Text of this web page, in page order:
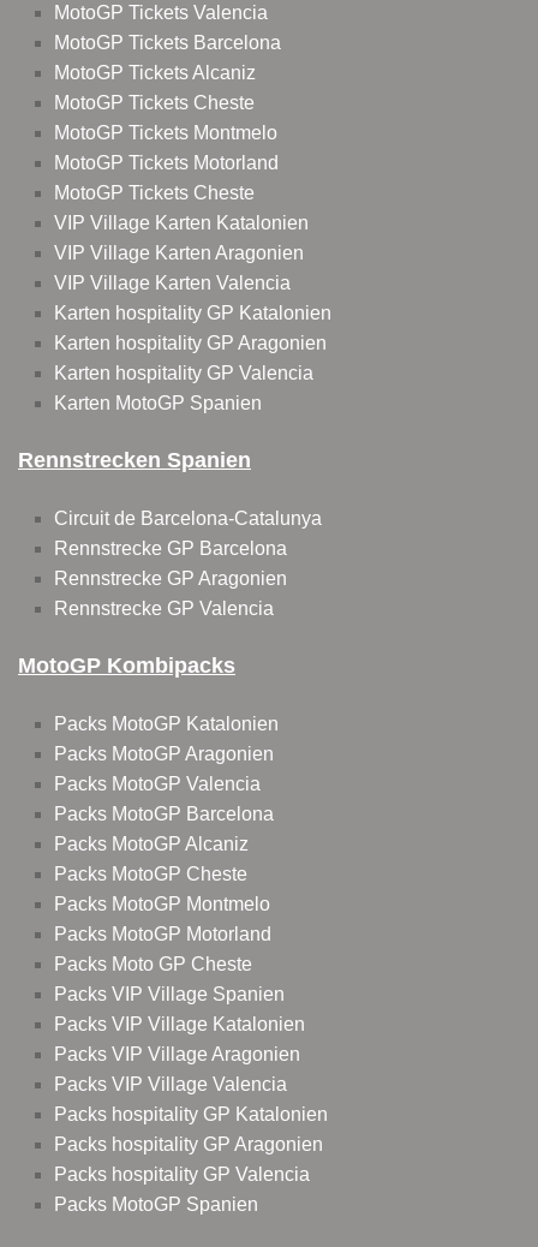
MotoGP Tickets Valencia
MotoGP Tickets Barcelona
MotoGP Tickets Alcaniz
MotoGP Tickets Cheste
MotoGP Tickets Montmelo
MotoGP Tickets Motorland
MotoGP Tickets Cheste
VIP Village Karten Katalonien
VIP Village Karten Aragonien
VIP Village Karten Valencia
Karten hospitality GP Katalonien
Karten hospitality GP Aragonien
Karten hospitality GP Valencia
Karten MotoGP Spanien
Rennstrecken Spanien
Circuit de Barcelona-Catalunya
Rennstrecke GP Barcelona
Rennstrecke GP Aragonien
Rennstrecke GP Valencia
MotoGP Kombipacks
Packs MotoGP Katalonien
Packs MotoGP Aragonien
Packs MotoGP Valencia
Packs MotoGP Barcelona
Packs MotoGP Alcaniz
Packs MotoGP Cheste
Packs MotoGP Montmelo
Packs MotoGP Motorland
Packs Moto GP Cheste
Packs VIP Village Spanien
Packs VIP Village Katalonien
Packs VIP Village Aragonien
Packs VIP Village Valencia
Packs hospitality GP Katalonien
Packs hospitality GP Aragonien
Packs hospitality GP Valencia
Packs MotoGP Spanien